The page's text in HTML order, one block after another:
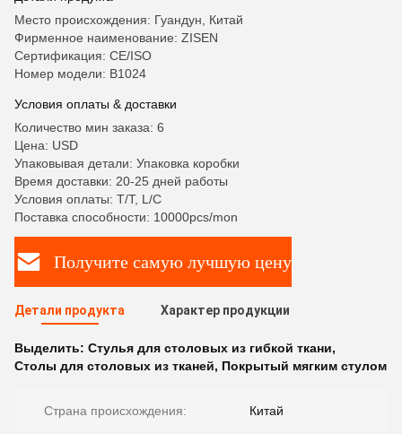
Место происхождения: Гуандун, Китай
Фирменное наименование: ZISEN
Сертификация: CE/ISO
Номер модели: B1024
Условия оплаты & доставки
Количество мин заказа: 6
Цена: USD
Упаковывая детали: Упаковка коробки
Время доставки: 20-25 дней работы
Условия оплаты: T/T, L/C
Поставка способности: 10000pcs/mon
Получите самую лучшую цену
Детали продукта Характер продукции
Выделить: Стулья для столовых из гибкой ткани,
Столы для столовых из тканей, Покрытый мягким стулом
Страна происхождения: Китай